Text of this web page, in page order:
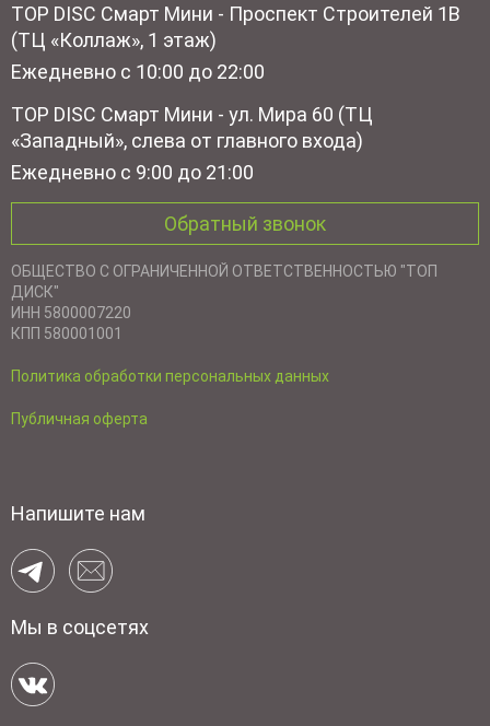
TOP DISC Смарт Мини - Проспект Строителей 1В
(ТЦ «Коллаж», 1 этаж)
Ежедневно с 10:00 до 22:00
TOP DISC Смарт Мини - ул. Мира 60 (ТЦ
«Западный», слева от главного входа)
Ежедневно с 9:00 до 21:00
Обратный звонок
ОБЩЕСТВО С ОГРАНИЧЕННОЙ ОТВЕТСТВЕННОСТЬЮ "ТОП
ДИСК"
ИНН 5800007220
КПП 580001001
Политика обработки персональных данных
Публичная оферта
Напишите нам
Мы в соцсетях